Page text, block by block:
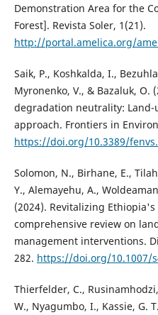
Demonstration Area for the
Forest]. Revista Soler, 1(21).
http://portal.amelica.org/
Saik, P., Koshkalda, I.,
Myronenko, V., & Bazaluk, O.
degradation neutrality:
approach. Frontiers in
https://doi.org/10.3389/
Solomon, N., Birhane, E.,
Y., Alemayehu, A.,
(2024). Revitalizing
comprehensive review on
management interventions.
282. https://doi.org/10.1007/
Thierfelder, C.,
W., Nyagumbo, I., Kassie, G.